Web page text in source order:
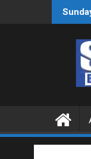
WPS O MAGBITIW
NA